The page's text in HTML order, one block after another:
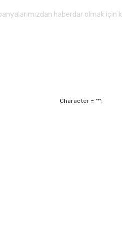
haberdar olmak için
Character = '*';